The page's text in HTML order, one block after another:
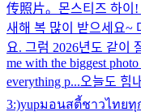
传照片。 몬스티즈 하이!
새해 복 많이 받으세요~
요. 그럼 2026년도 같이
me with the biggest
everything p...오늘도 힘
3:)yupมอนสตี้ชาวไทยทุ